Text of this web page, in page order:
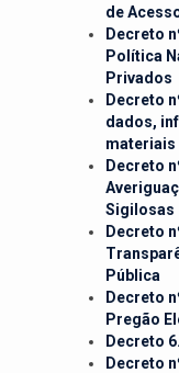
de
Decreto
Política
Privados
Decreto
dados,
Decreto
Sigilosas
Decreto
Pública
Decreto
Pregão
Decreto
Decreto